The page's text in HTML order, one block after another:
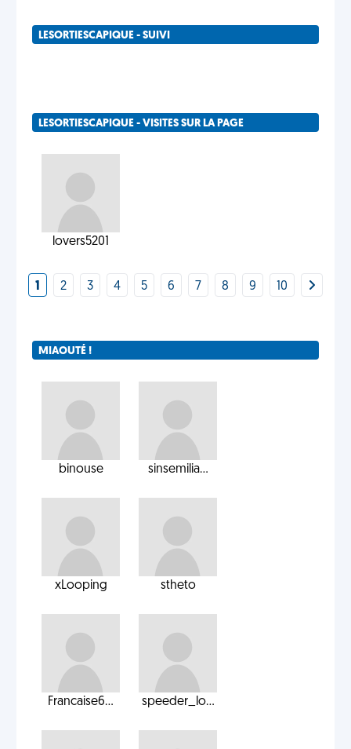
LESORTIESCAPIQUE - SUIVI
LESORTIESCAPIQUE - VISITES SUR LA PAGE
lovers5201
1 2 3 4 5 6 7 8 9 10
MIAOUTÉ !
binouse sinsemilia...
xLooping stheto
Francaise6... speeder_lo...